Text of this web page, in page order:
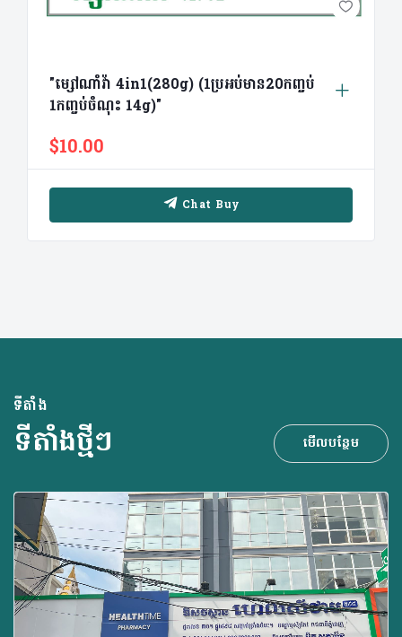
"ម្សៅណាំវ៉ា 4in1(280g) (1ប្រអប់មាន​20កញ្ចប់
1កញ្ចប់ចំណុះ 14g)"
$10.00
Chat Buy
ទីតាំង
ទីតាំងថ្មីៗ មើលបន្ថែម